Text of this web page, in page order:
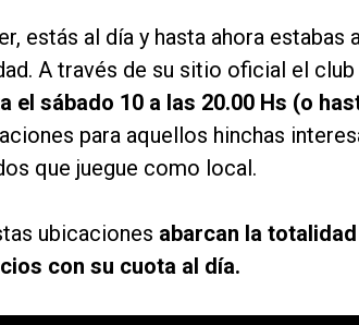
estás al día y hasta ahora estabas
A través de su sitio oficial el
el sábado 10 a las 20.00 Hs (o
para aquellos hinchas
que juegue como local.
ubicaciones abarcan la
con su cuota al día.